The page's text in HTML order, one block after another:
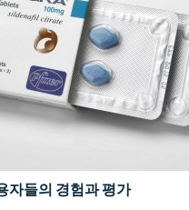
자들의 경험과 평가